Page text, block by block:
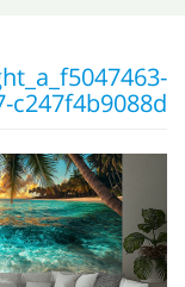
c247f4b9088d